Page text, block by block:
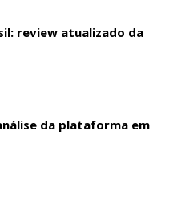
review atualizado da
da plataforma em